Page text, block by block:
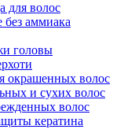
для волос
без аммиака
головы
окрашенных волос
и сухих волос
волос
кератина